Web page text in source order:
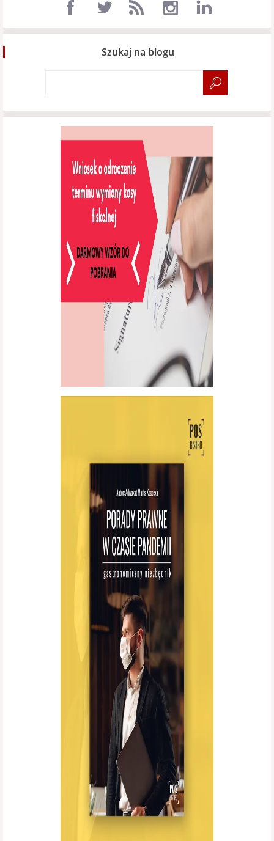
Szukaj na blogu